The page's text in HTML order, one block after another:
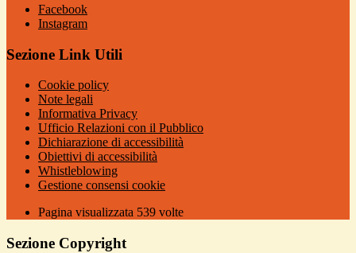
Facebook
Instagram
Sezione Link Utili
Cookie policy
Note legali
Informativa Privacy
Ufficio Relazioni con il Pubblico
Dichiarazione di accessibilità
Obiettivi di accessibilità
Whistleblowing
Gestione consensi cookie
Pagina visualizzata 539 volte
Sezione Copyright